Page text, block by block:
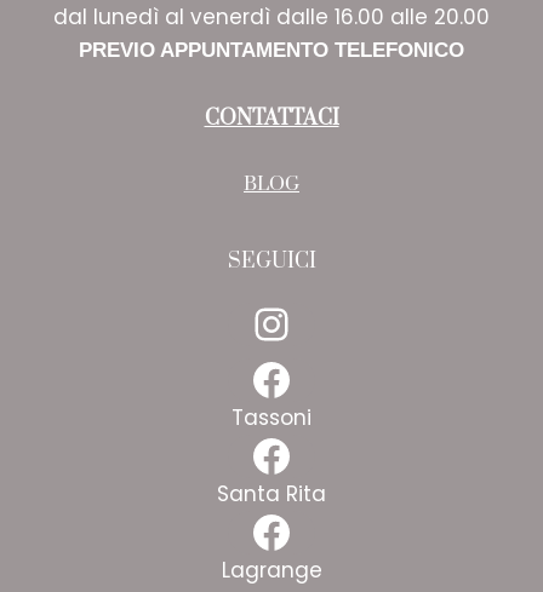
dal lunedì al venerdì dalle 16.00 alle 20.00
PREVIO APPUNTAMENTO TELEFONICO
CONTATTACI
BLOG
SEGUICI
Instagram
Facebook
Tassoni
Facebook
Santa Rita
Facebook
Lagrange